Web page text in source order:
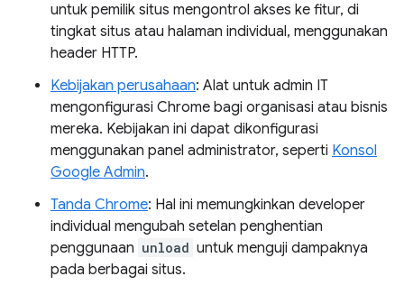
untuk pemilik situs mengontrol akses ke fitur, di
tingkat situs atau halaman individual, menggunakan
header HTTP.
Kebijakan perusahaan: Alat untuk admin IT
mengonfigurasi Chrome bagi organisasi atau bisnis
mereka. Kebijakan ini dapat dikonfigurasi
menggunakan panel administrator, seperti Konsol
Google Admin.
Tanda Chrome: Hal ini memungkinkan developer
individual mengubah setelan penghentian
penggunaan unload untuk menguji dampaknya
pada berbagai situs.